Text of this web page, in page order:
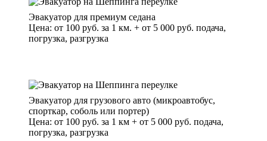
Эвакуатор для премиум седана
Цена: от 100 руб. за 1 км. + от 5 000 руб. подача,
погрузка, разгрузка
Эвакуатор для грузового авто (микроавтобус,
спорткар, соболь или портер)
Цена: от 100 руб. за 1 км + от 5 000 руб. подача,
погрузка, разгрузка